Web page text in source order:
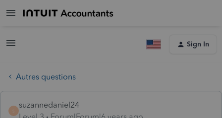
Sign In
Autres questions
S
suzannedaniel24